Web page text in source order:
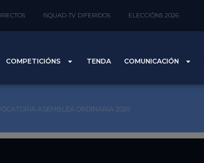
ISQUAD-TV DIFERIDOS ELECCIÓNS 2026
COMPETICIÓNS TENDA COMUNICACIÓN
ASEMBLEA ORDINARIA 2020